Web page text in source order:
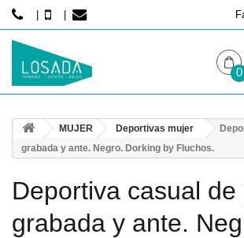
0
HOMBRE
MUJER Deportivas mujer
grabada y ante. Negro. Dorking by Fluchos.
Deportiva casual de
grabada y ante.